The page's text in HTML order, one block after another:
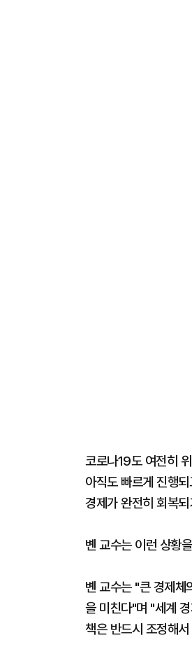
코로나19도 여전히
아직도 빠르게 진행
경제가 완전히 회복
볜 교수는 이런 상황
볜 교수는 "큰 경제체
을 미친다"며 "세계
책은 반드시 조정해